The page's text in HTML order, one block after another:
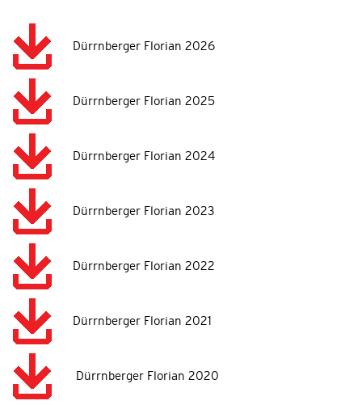
Dürrnberger Florian 2026
Dürrnberger Florian 2025
Dürrnberger Florian 2024
Dürrnberger Florian 2023
Dürrnberger Florian 2022
Dürrnberger Florian 2021
Dürrnberger Florian 2020